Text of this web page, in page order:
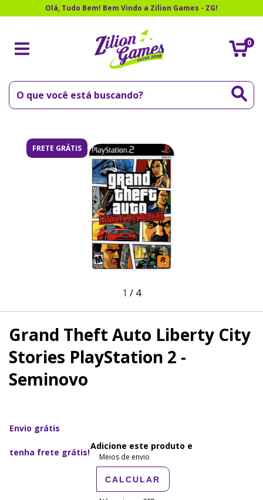
Olá, Tudo Bem! Bem Vindo a Zilion Games - ZG!
0
FRETE GRÁTIS
1 / 4
Grand Theft Auto Liberty City
Stories PlayStation 2 -
Seminovo
Envio grátis
Adicione este produto e
tenha frete grátis!
ALTERAR
CEP
Meios de envio
CALCULAR